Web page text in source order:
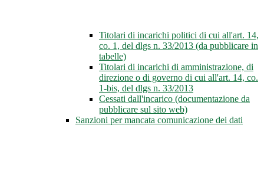
Titolari di incarichi politici di cui all'art. 14,
co. 1, del dlgs n. 33/2013 (da pubblicare in
tabelle)
Titolari di incarichi di amministrazione, di
direzione o di governo di cui all'art. 14, co.
1-bis, del dlgs n. 33/2013
Cessati dall'incarico (documentazione da
pubblicare sul sito web)
Sanzioni per mancata comunicazione dei dati